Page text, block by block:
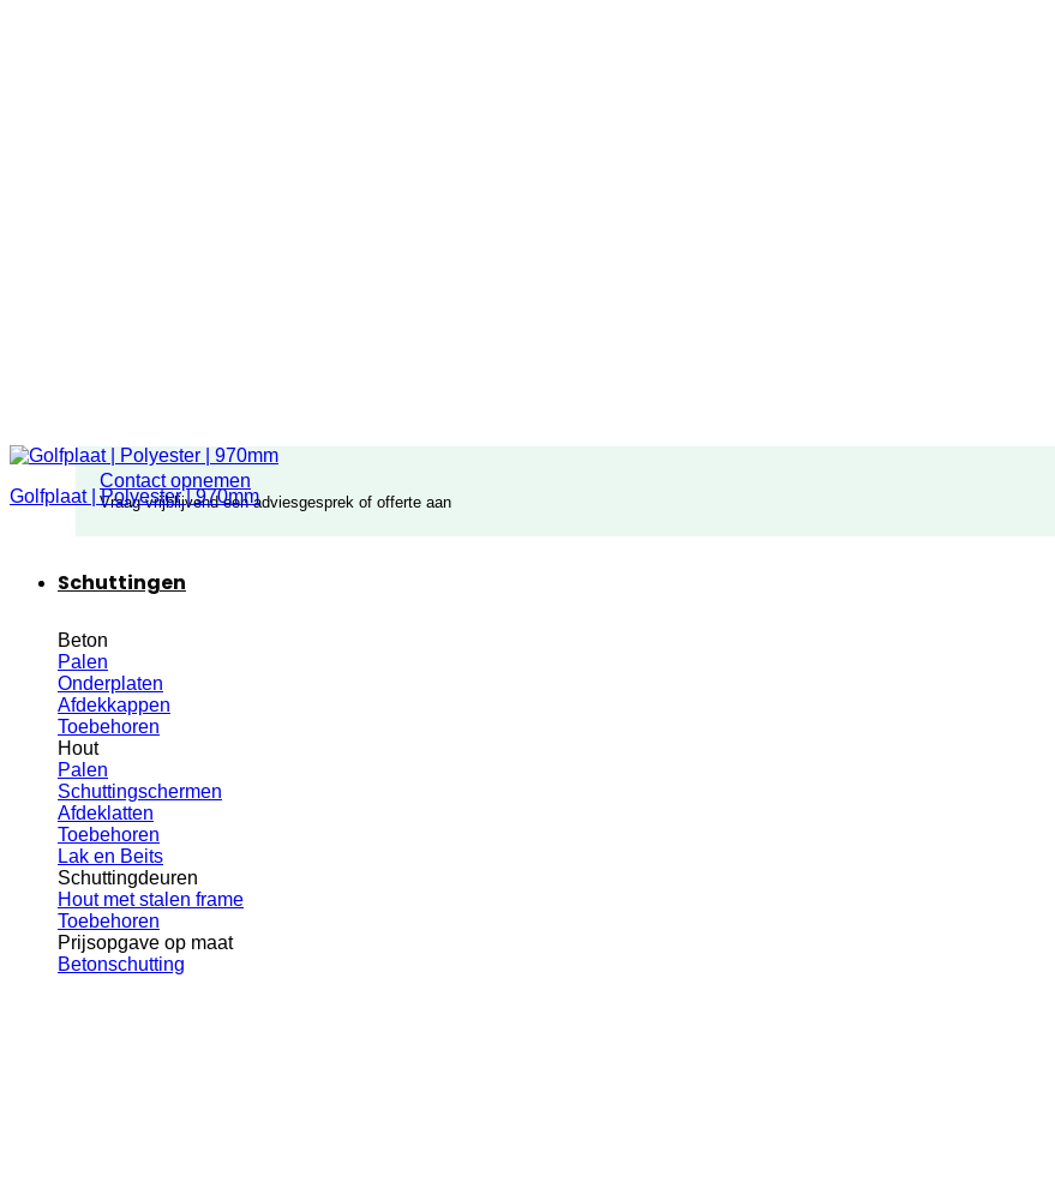
Contact opnemen
Vraag vrijblijvend een adviesgesprek of offerte aan
Schuttingen
Beton
Palen
Onderplaten
Afdekkappen
Toebehoren
Hout
Palen
Schuttingschermen
Afdeklatten
Toebehoren
Lak en Beits
Schuttingdeuren
Hout met stalen frame
Toebehoren
Prijsopgave op maat
Betonschutting
Golfplaat | Polyester | 970mm